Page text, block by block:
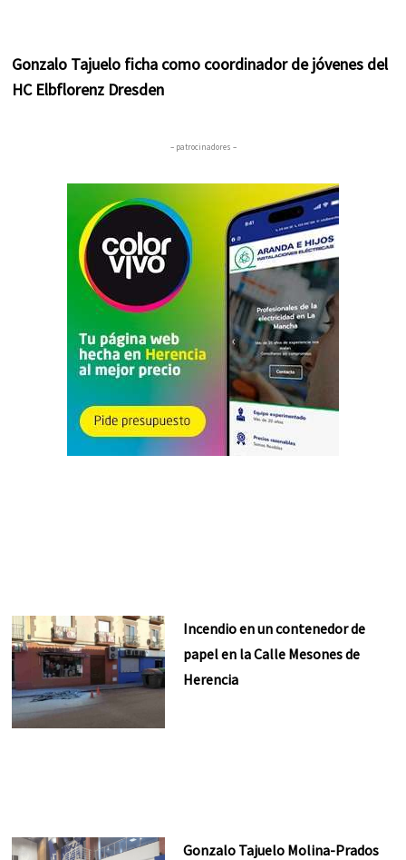
Gonzalo Tajuelo ficha como coordinador de jóvenes del
HC Elbflorenz Dresden
– patrocinadores –
Incendio en un contenedor de
papel en la Calle Mesones de
Herencia
Gonzalo Tajuelo Molina-Prados